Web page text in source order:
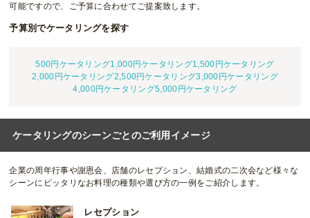
可能ですので、ご予算に合わせてご提案致します。
予算別でケータリングを探す
500円ケータリング1,000円ケータリング1,500円ケータリング
2,000円ケータリング2,500円ケータリング3,000円ケータリング
4,000円ケータリング5,000円ケータリング
ケータリングのシーンごとのご利用イメージ
企業の周年行事や謝恩会、店舗のレセプション、結婚式の二次会など様々な
シーンにピッタリなお料理の種類や選び方の一例をご紹介します。
レセプション